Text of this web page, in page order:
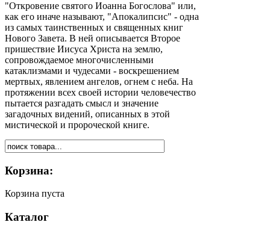
"Откровение святого Иоанна Богослова" или,
как его иначе называют, "Апокалипсис" - одна
из самых таинственных и священных книг
Нового Завета. В ней описывается Второе
пришествие Иисуса Христа на землю,
сопровождаемое многочисленными
катаклизмами и чудесами - воскрешением
мертвых, явлением ангелов, огнем с неба. На
протяжении всех своей истории человечество
пытается разгадать смысл и значение
загадочных видений, описанных в этой
мистической и пророческой книге.
Корзина:
Корзина пуста
Каталог